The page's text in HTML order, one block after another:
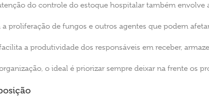
do controle do estoque hospitalar também envolve
proliferação de fungos e outros agentes que podem
a produtividade dos responsáveis em receber,
o ideal é priorizar sempre deixar na frente os